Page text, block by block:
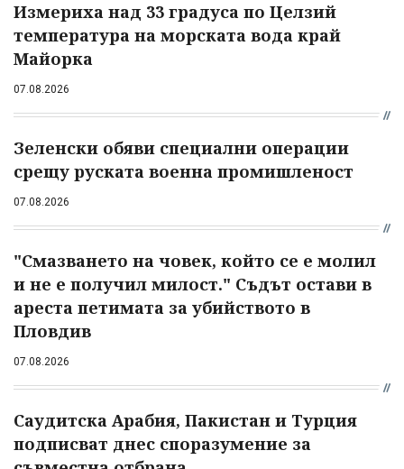
Измериха над 33 градуса по Целзий
температура на морската вода край
Майорка
07.08.2026
Зеленски обяви специални операции
срещу руската военна промишленост
07.08.2026
"Смазването на човек, който се е молил
и не е получил милост." Съдът остави в
ареста петимата за убийството в
Пловдив
07.08.2026
Саудитска Арабия, Пакистан и Турция
подписват днес споразумение за